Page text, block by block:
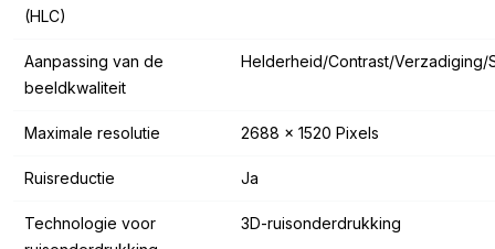
(HLC)
Aanpassing van de
beeldkwaliteit
Helderheid/Contrast/Verzadiging/
Maximale resolutie 2688 x 1520 Pixels
Ruisreductie Ja
Technologie voor
3D-ruisonderdrukking